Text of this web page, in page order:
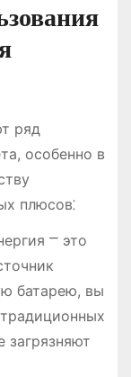
ряд
особенно в
плюсов⁚
⎻ это
батарею, вы
загрязняют